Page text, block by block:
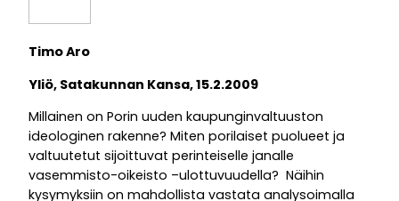
Timo Aro
Yliö, Satakunnan Kansa, 15.2.2009
Millainen on Porin uuden kaupunginvaltuuston
ideologinen rakenne? Miten porilaiset puolueet ja
valtuutetut sijoittuvat perinteiselle janalle
vasemmisto-oikeisto –ulottuvuudella? Näihin
kysymyksiin on mahdollista vastata analysoimalla